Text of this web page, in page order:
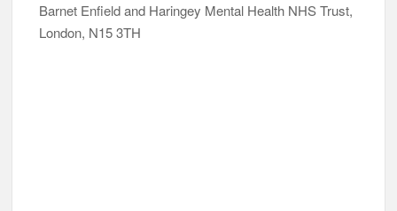
Barnet Enfield and Haringey Mental Health NHS Trust,
London, N15 3TH